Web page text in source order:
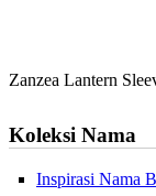
Zanzea Lantern
Koleksi Nama
Inspirasi Nama